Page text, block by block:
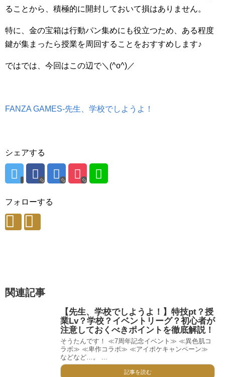
ることから、積極的に開封しておいて損はありません。
特に、金の宝箱は行動パン集めにも役立つため、ある程度
鍵が集まったら授業を周回することをおすすめします♪
ではでは、今回はこの辺で＼(^o^)／
FANZA GAMES-先生、学校でしようよ！
シェアする
フォローする
関連記事
【先生、学校でしようよ！】特技pt？授
業Lv？学校？イベントリーグ？初心者が
注意しておくべきポイントを徹底解説！
そうたんです！ ≪7周年記念イベント≫ ≪異色肌コ
ラボ≫ ≪卑作コラボ≫ ≪アイポケキャンペーン≫
などなど…。 ...
記事を読む